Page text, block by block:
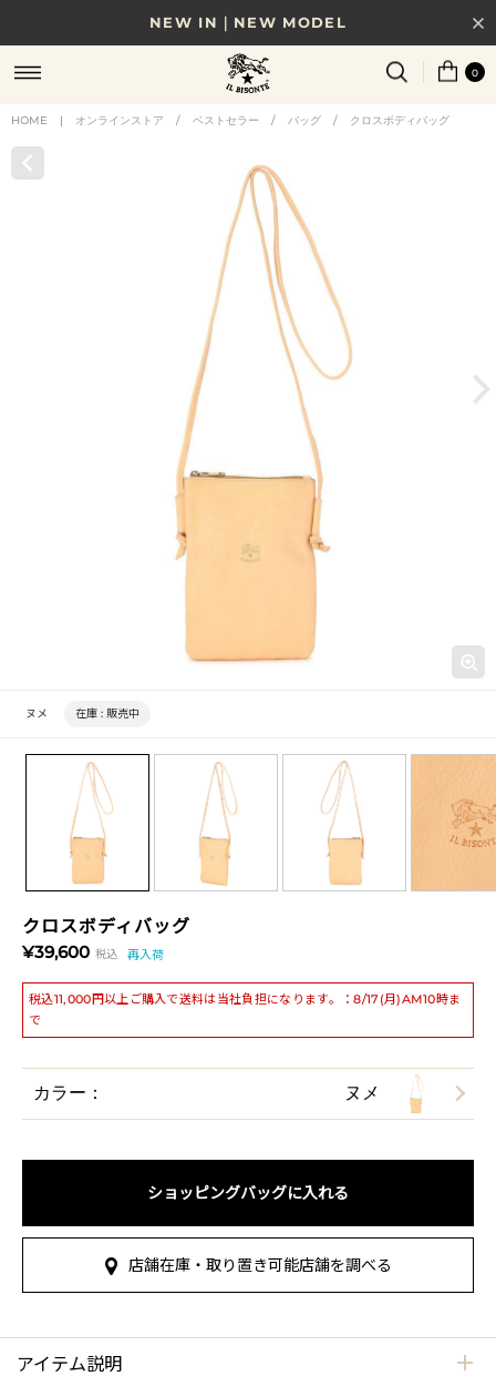
NEW IN｜NEW MODEL
8/17(月)10時まで｜税込11,000円以上で送料無料
贈る相手やシーンから選べる、新しいギフトガイド
0
HOME | オンラインストア / ベストセラー / バッグ / クロスボディバッグ
クロスボディバッグ
¥39,600 税込 再入荷
税込11,000円以上ご購入で送料は当社負担になります。：8/17(月)AM10時ま
で
ヌメ 在庫 : 販売中
カラー： ヌメ
ショッピングバッグに入れる
店舗在庫・取り置き可能店舗を調べる
アイテム説明